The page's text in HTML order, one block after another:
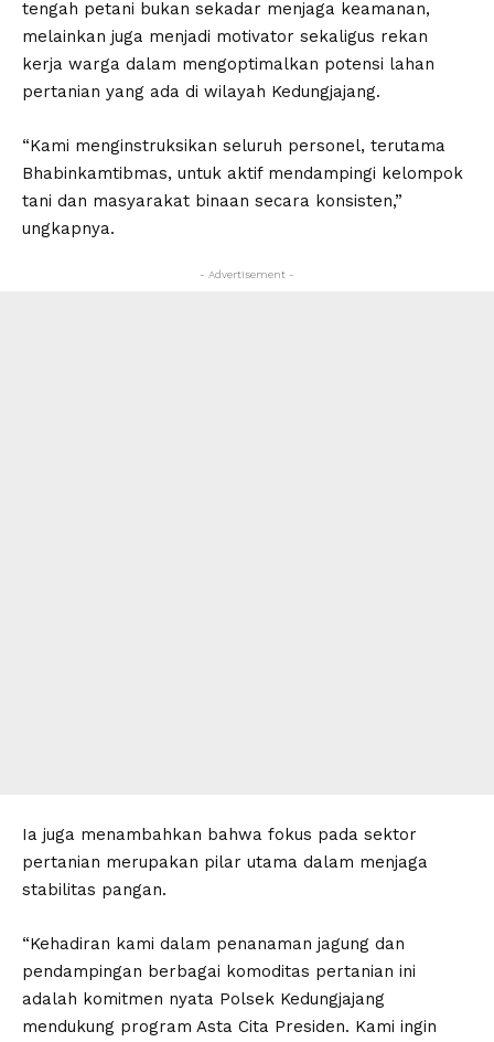
tengah petani bukan sekadar menjaga keamanan,
melainkan juga menjadi motivator sekaligus rekan
kerja warga dalam mengoptimalkan potensi lahan
pertanian yang ada di wilayah Kedungjajang.
“Kami menginstruksikan seluruh personel, terutama
Bhabinkamtibmas, untuk aktif mendampingi kelompok
tani dan masyarakat binaan secara konsisten,”
ungkapnya.
- Advertisement -
Ia juga menambahkan bahwa fokus pada sektor
pertanian merupakan pilar utama dalam menjaga
stabilitas pangan.
“Kehadiran kami dalam penanaman jagung dan
pendampingan berbagai komoditas pertanian ini
adalah komitmen nyata Polsek Kedungjajang
mendukung program Asta Cita Presiden. Kami ingin